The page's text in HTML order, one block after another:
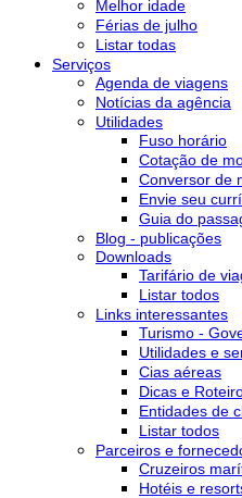
Melhor idade
Férias de julho
Listar todas
Serviços
Agenda de viagens
Notícias da agência
Utilidades
Fuso horário
Cotação de
Conversor de
Envie seu
Guia do
Blog - publicações
Downloads
Tarifário de
Listar todos
Links interessantes
Turismo -
Utilidades e
Cias aéreas
Dicas e
Entidades de
Listar todos
Parceiros e
Cruzeiros
Hotéis e